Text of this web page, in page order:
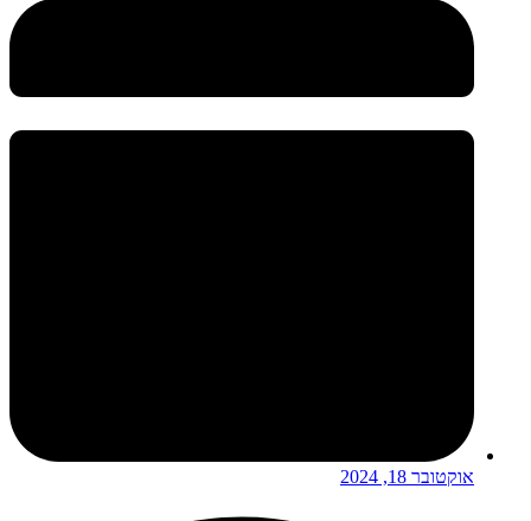
אוקטובר 18, 2024